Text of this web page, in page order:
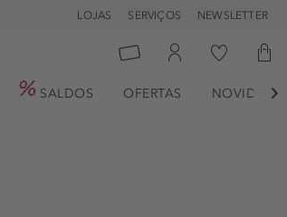
LOJAS SERVIÇOS NEWSLETTER
SALDOS OFERTAS 